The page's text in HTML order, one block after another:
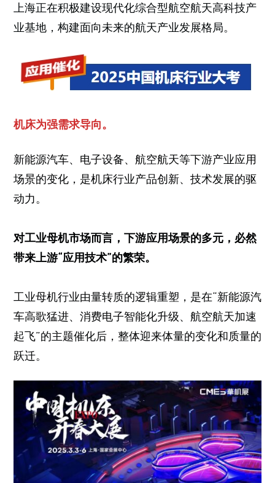
上海正在积极建设现代化综合型航空航天高科技产
业基地，构建面向未来的航天产业发展格局。
机床为强需求导向。
新能源汽车、电子设备、航空航天等下游产业应用
场景的变化，是机床行业产品创新、技术发展的驱
动力。
对工业母机市场而言，下游应用场景的多元，必然
带来上游“应用技术”的繁荣。
工业母机行业由量转质的逻辑重塑，是在“新能源汽
车高歌猛进、消费电子智能化升级、航空航天加速
起飞”的主题催化后，整体迎来体量的变化和质量的
跃迁。